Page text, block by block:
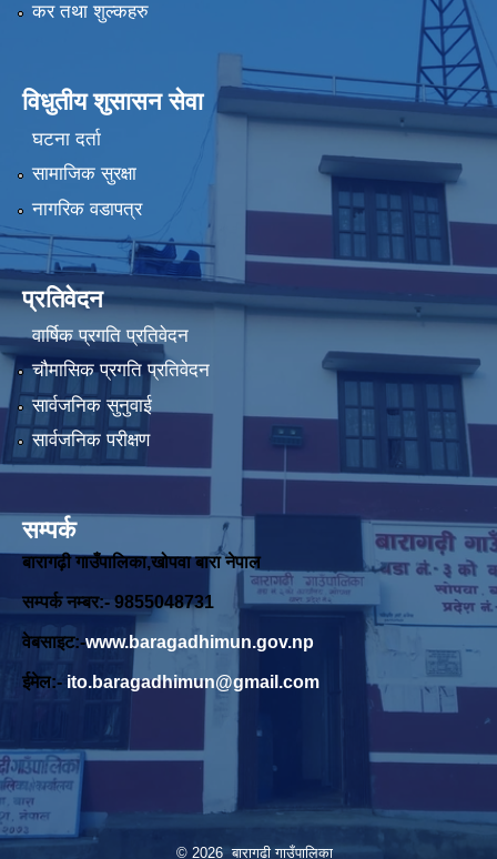
कर तथा शुल्कहरु
विधुतीय शुसासन सेवा
घटना दर्ता
सामाजिक सुरक्षा
नागरिक वडापत्र
प्रतिवेदन
वार्षिक प्रगति प्रतिवेदन
चौमासिक प्रगति प्रतिवेदन
सार्वजनिक सुनुवाई
सार्वजनिक परीक्षण
सम्पर्क
बारागढ़ी गाउँपालिका,खोपवा बारा नेपाल
सम्पर्क नम्बर:- 9855048731
वेबसाइट:-www.baragadhimun.gov.np
ईमेल:- ito.baragadhimun@gmail.com
© 2026 बारागढी गाउँपालिका